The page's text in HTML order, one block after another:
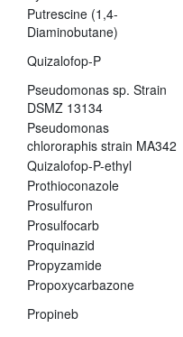
Putrescine (1,4-
Diaminobutane)
Quizalofop-P
Pseudomonas sp. Strain
DSMZ 13134
Pseudomonas
chlororaphis strain MA342
Quizalofop-P-ethyl
Prothioconazole
Prosulfuron
Prosulfocarb
Proquinazid
Propyzamide
Propoxycarbazone
Propineb